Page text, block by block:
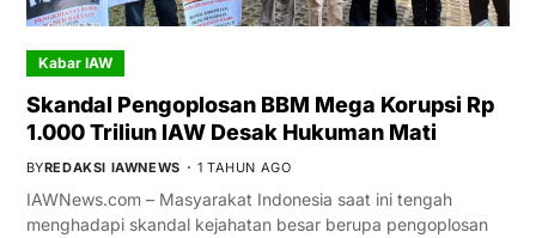
Kabar IAW
Skandal Pengoplosan BBM Mega Korupsi Rp
1.000 Triliun IAW Desak Hukuman Mati
BYREDAKSI IAWNEWS 1 TAHUN AGO
IAWNews.com – Masyarakat Indonesia saat ini tengah
menghadapi skandal kejahatan besar berupa pengoplosan